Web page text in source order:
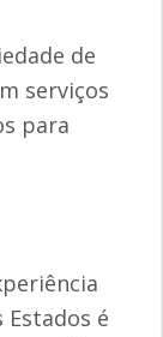
de
serviços
para
é